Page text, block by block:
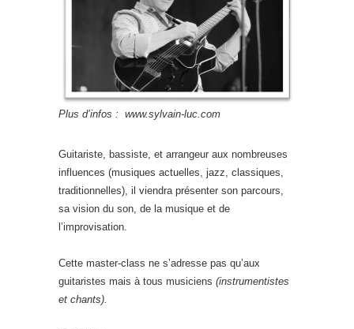
Plus d’infos : www.sylvain-luc.com
Guitariste, bassiste, et arrangeur aux nombreuses
influences (musiques actuelles, jazz, classiques,
traditionnelles), il viendra présenter son parcours,
sa vision du son, de la musique et de
l’improvisation.
Cette master-class ne s’adresse pas qu’aux
guitaristes mais à tous musiciens (instrumentistes
et chants).